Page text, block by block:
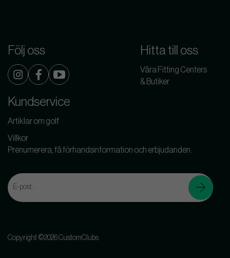
Följ oss Hitta till oss
Våra Fitting Centers
& Butiker
Kundservice
Artiklar om golf
Villkor
Prenumerera, få förhandsinformation och erbjudanden.
Copyright ©2026 CustomClubs